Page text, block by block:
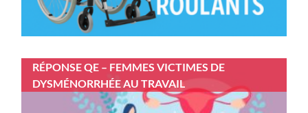
RÉPONSE QE – FEMMES VICTIMES DE
DYSMÉNORRHÉE AU TRAVAIL